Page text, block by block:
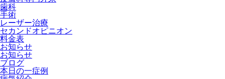
歯科
手術
レーザー治療
セカンドオピニオン
料金表
お知らせ
お知らせ
ブログ
本日の一症例